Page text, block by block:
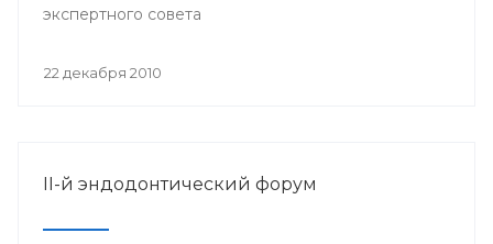
экспертного совета
22 декабря 2010
II-й эндодонтический форум